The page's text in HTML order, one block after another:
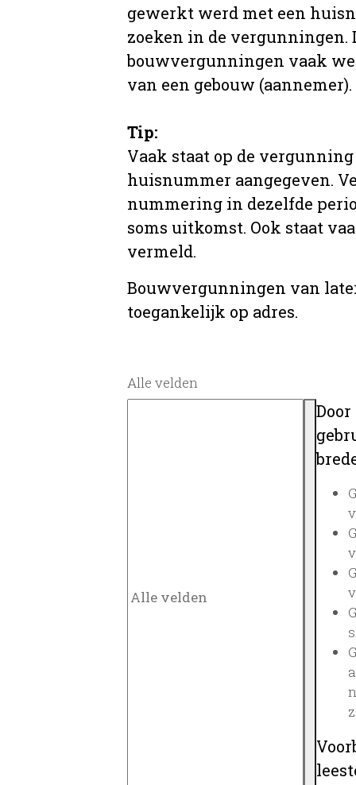
gewerkt werd met een
zoeken in de vergunningen.
bouwvergunningen vaak
van een gebouw (aannemer).
Tip:
Vaak staat op de
huisnummer aangegeven.
nummering in dezelfde
soms uitkomst. Ook staat
vermeld.
Bouwvergunningen van
toegankelijk op adres.
Alle velden